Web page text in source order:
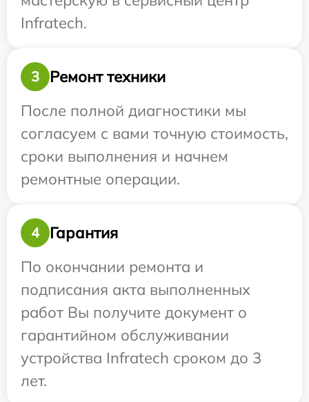
Infratech.
3
Ремонт техники
После полной диагностики мы
согласуем с вами точную стоимость,
сроки выполнения и начнем
ремонтные операции.
4
Гарантия
По окончании ремонта и
подписания акта выполненных
работ Вы получите документ о
гарантийном обслуживании
устройства Infratech сроком до 3
лет.